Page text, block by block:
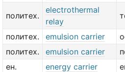
политех.
electrothermal
relay
политех. emulsion carrier
политех.
emulsion carrier
ен.
energy carrier